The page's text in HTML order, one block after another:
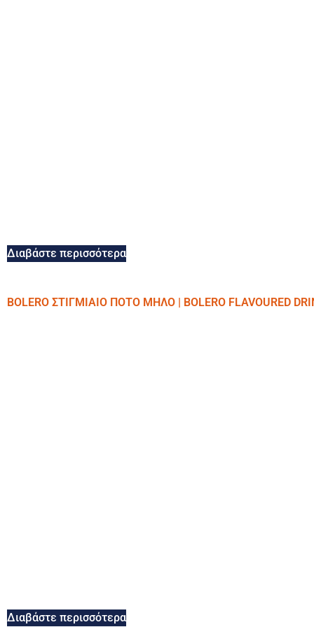
Διαβάστε περισσότερα
BOLERO ΣΤΙΓΜΙΑΙΟ ΠΟΤΟ ΜΗΛΟ | BOLERO FLAVOURED
Διαβάστε περισσότερα